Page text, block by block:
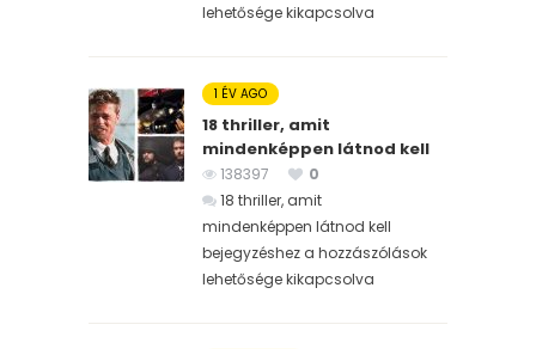
lehetősége kikapcsolva
1 ÉV AGO
18 thriller, amit
mindenképpen látnod kell
138397
0
18 thriller, amit
mindenképpen látnod kell
bejegyzéshez a hozzászólások
lehetősége kikapcsolva